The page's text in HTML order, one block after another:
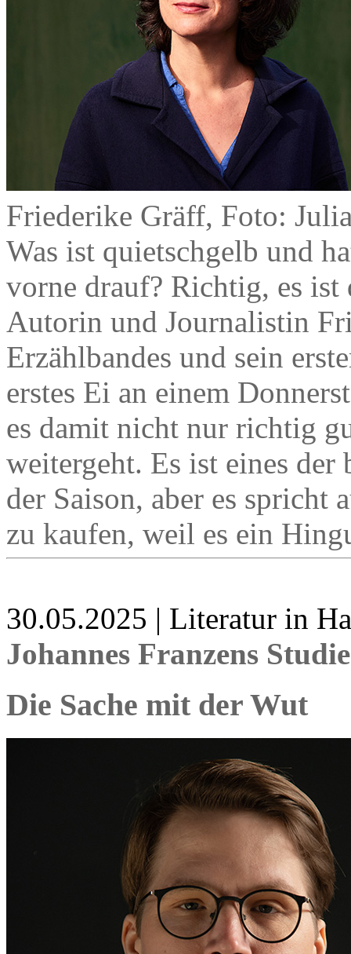
Friederike Gräff, Foto:
Was ist quietschgelb und
vorne drauf? Richtig, es ist
Autorin und Journalistin
Erzählbandes und sein
erstes Ei an einem
es damit nicht nur richtig
weitergeht. Es ist eines der
der Saison, aber es spricht
zu kaufen, weil es ein
30.05.2025 | Literatur in
Johannes Franzens
Die Sache mit der Wut